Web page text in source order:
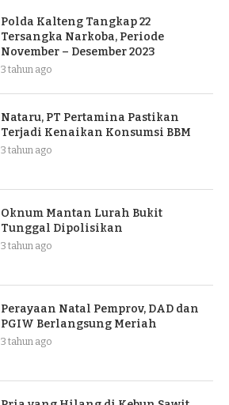
Polda Kalteng Tangkap 22
Tersangka Narkoba, Periode
November – Desember 2023
3 tahun ago
Nataru, PT Pertamina Pastikan
Terjadi Kenaikan Konsumsi BBM
3 tahun ago
Oknum Mantan Lurah Bukit
Tunggal Dipolisikan
3 tahun ago
Perayaan Natal Pemprov, DAD dan
PGIW Berlangsung Meriah
3 tahun ago